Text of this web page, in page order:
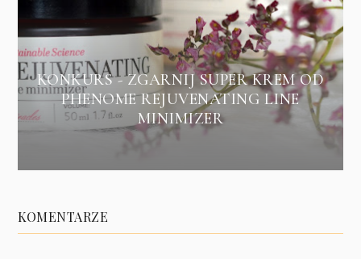
KONKURS - ZGARNIJ SUPER KREM OD
PHENOME REJUVENATING LINE
MINIMIZER
KOMENTARZE